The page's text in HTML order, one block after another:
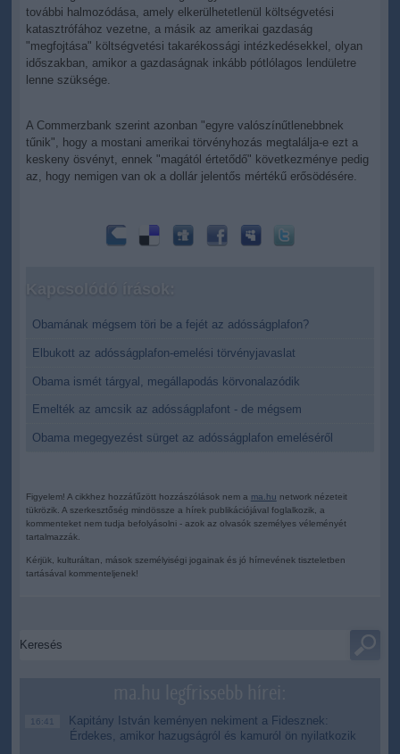
további halmozódása, amely elkerülhetetlenül költségvetési
katasztrófához vezetne, a másik az amerikai gazdaság
"megfojtása" költségvetési takarékossági intézkedésekkel, olyan
időszakban, amikor a gazdaságnak inkább pótlólagos lendületre
lenne szüksége.
A Commerzbank szerint azonban "egyre valószínűtlenebbnek
tűnik", hogy a mostani amerikai törvényhozás megtalálja-e ezt a
keskeny ösvényt, ennek "magától értetődő" következménye pedig
az, hogy nemigen van ok a dollár jelentős mértékű erősödésére.
Kapcsolódó írások:
Obamának mégsem töri be a fejét az adósságplafon?
Elbukott az adósságplafon-emelési törvényjavaslat
Obama ismét tárgyal, megállapodás körvonalazódik
Emelték az amcsik az adósságplafont - de mégsem
Obama megegyezést sürget az adósságplafon emeléséről
Figyelem! A cikkhez hozzáfűzött hozzászólások nem a ma.hu network nézeteit
tükrözik. A szerkesztőség mindössze a hírek publikációjával foglalkozik, a
kommenteket nem tudja befolyásolni - azok az olvasók személyes véleményét
tartalmazzák.
Kérjük, kulturáltan, mások személyiségi jogainak és jó hírnevének tiszteletben
tartásával kommenteljenek!
16:41
Kapitány István keményen nekiment a Fidesznek:
Érdekes, amikor hazugságról és kamuról ön nyilatkozik